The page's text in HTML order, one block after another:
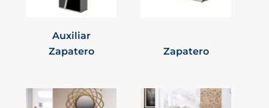
Auxiliar
Zapatero
Zapatero